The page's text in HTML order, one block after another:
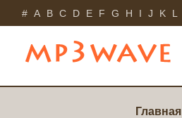
# A B C D E F G H I J K L
Главная